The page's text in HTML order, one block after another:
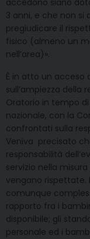
accedono siano
3 anni, e che non
pregiudicare il
fisico (almeno un
nell’area)».
È in atto un acceso
sull’ampiezza della
Oratorio in tempo
nazionale, con la
confrontati sulla
Veniva precisato
responsabilità
servizio nella
vengano rispettate.
comunque
rapporto fra i
disponibile; gli
personale ed i